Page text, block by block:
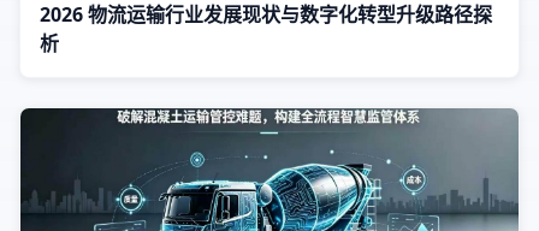
2026 物流运输行业发展现状与数字化转型升级路径探
析